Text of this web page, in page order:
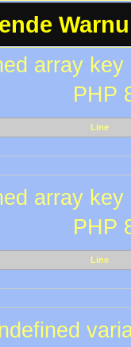
array
PHP
Line
array
PHP
Line